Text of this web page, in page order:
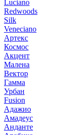
Luciano
Redwoods
Silk
Veneciano
Артекс
Космос
Акцент
Малена
Вектор
Гамма
Урбан
Fusion
Адажио
Амадеус
Анданте